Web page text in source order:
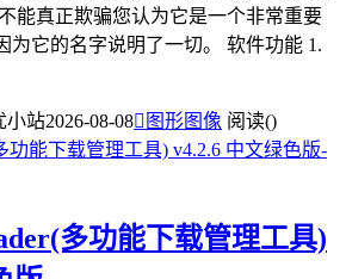
能真正欺骗您认为它是一个非常重要
为它的名字说明了一切。 软件功能 1.
小站2026-08-08 图形图像 阅读()
多功能下载管理工具)